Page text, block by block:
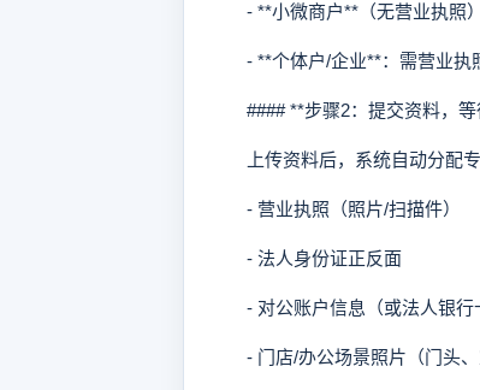
- **小微商户**（无营业执照）
- **个体户/企业**：需营业执
#### **步骤2：提交资料，等
上传资料后，系统自动分配专
- 营业执照（照片/扫描件）
- 法人身份证正反面
- 对公账户信息（或法人银行
- 门店/办公场景照片（门头、